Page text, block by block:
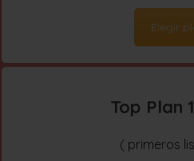
Elegir
Top Plan
( primeros